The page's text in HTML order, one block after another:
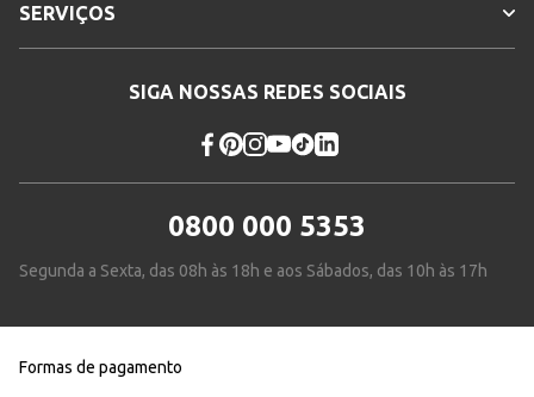
SERVIÇOS
SIGA NOSSAS REDES SOCIAIS
0800 000 5353
Segunda a Sexta, das 08h às 18h e aos Sábados, das 10h às 17h
Formas de pagamento